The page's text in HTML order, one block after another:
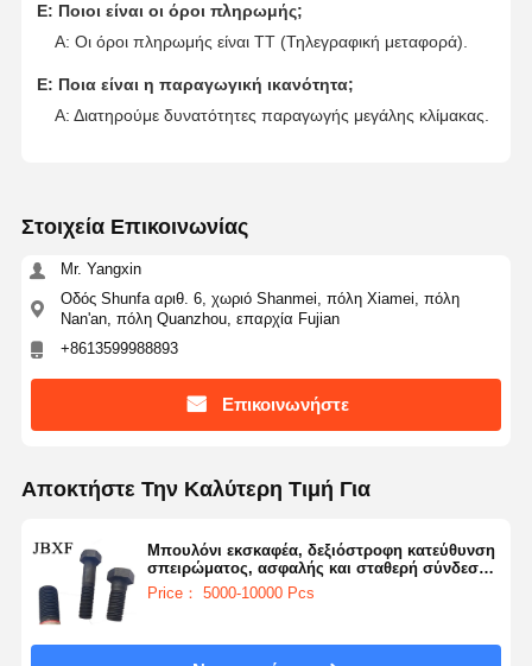
Ε: Ποιοι είναι οι όροι πληρωμής;
Α: Οι όροι πληρωμής είναι TT (Τηλεγραφική μεταφορά).
Ε: Ποια είναι η παραγωγική ικανότητα;
Α: Διατηρούμε δυνατότητες παραγωγής μεγάλης κλίμακας.
Στοιχεία Επικοινωνίας
Mr. Yangxin
Οδός Shunfa αριθ. 6, χωριό Shanmei, πόλη Xiamei, πόλη
Nan'an, πόλη Quanzhou, επαρχία Fujian
+8613599988893
Επικοινωνήστε
Αποκτήστε Την Καλύτερη Τιμή Για
Μπουλόνι εκσκαφέα, δεξιόστροφη κατεύθυνση
σπειρώματος, ασφαλής και σταθερή σύνδεση,
ανθεκτικό στη διάβρωση
Price： 5000-10000 Pcs